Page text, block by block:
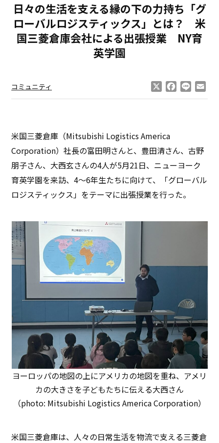
日々の生活を支える縁の下の力持ち「グ
ローバルロジスティックス」とは？ 米
国三菱倉庫会社による出張授業 NY育
英学園
コミュニティ Facebook
Line
米国三菱倉庫（Mitsubishi Logistics America
Corporation）社長の富田明さんと、豊田清さん、古野
朋子さん、大西玄さんの4人が5月21日、ニューヨーク
育英学園を来訪、4〜6年生たちに向けて、「グローバル
ロジスティックス」をテーマに出張授業を行った。
ヨーロッパの地図の上にアメリカの地図を重ね、アメリ
カの大きさを子どもたちに伝える大西さん
（photo: Mitsubishi Logistics America Corporation）
米国三菱倉庫は、人々の日常生活を物流で支える三菱倉